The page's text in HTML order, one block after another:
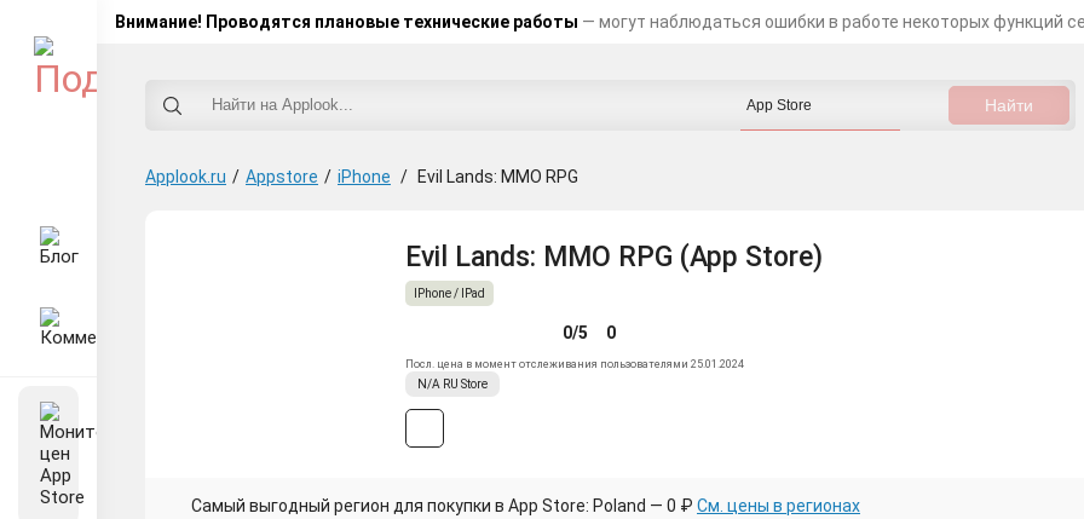
Внимание! Проводятся плановые технические работы — могут наблюдаться ошибки в работе некоторых функций
Applook.ru / Appstore / iPhone / Evil Lands: MMO RPG
Evil Lands: MMO RPG (App Store)
IPhone / IPad
0/5 0
Посл. цена в момент отслеживания пользователями 25.01.2024
N/A RU Store
Самый выгодный регион для покупки в App Store: Poland — 0 ₽ См. цены в регионах